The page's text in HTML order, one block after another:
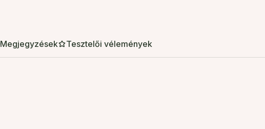
Megjegyzések Tesztelői vélemények